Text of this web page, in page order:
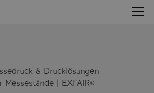
& Drucklösungen
Messestände | EXFAIR®